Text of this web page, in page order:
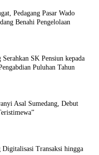
Pedagang Pasar Wado
Benahi Pengelolaan
SK Pensiun kepada
Puluhan Tahun
Asal Sumedang, Debut
Transaksi hingga